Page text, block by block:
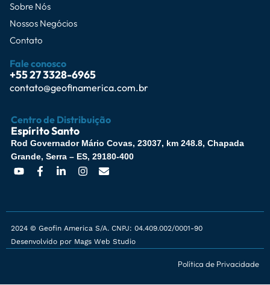
Sobre Nós
Nossos Negócios
Contato
Fale conosco
+55 27 3328-6965
contato@geofinamerica.com.br
Centro de Distribuição
Espírito Santo
Rod Governador Mário Covas, 23037, km 248.8, Chapada
Grande, Serra – ES, 29180-400
2024 © Geofin America S/A. CNPJ: 04.409.002/0001-90
Desenvolvido por Mags Web Studio
Política de Privacidade